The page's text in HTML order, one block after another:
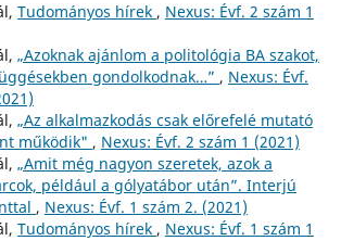
Tudományos hírek , Nexus: Évf. 2 szám 1
„Azoknak ajánlom a politológia BA szakot,
gondolkodnak…” , Nexus: Évf.
„Az alkalmazkodás csak előrefelé mutató
működik" , Nexus: Évf. 2 szám 1 (2021)
„Amit még nagyon szeretek, azok a
például a gólyatábor után”. Interjú
, Nexus: Évf. 1 szám 2. (2021)
Tudományos hírek , Nexus: Évf. 1 szám 1